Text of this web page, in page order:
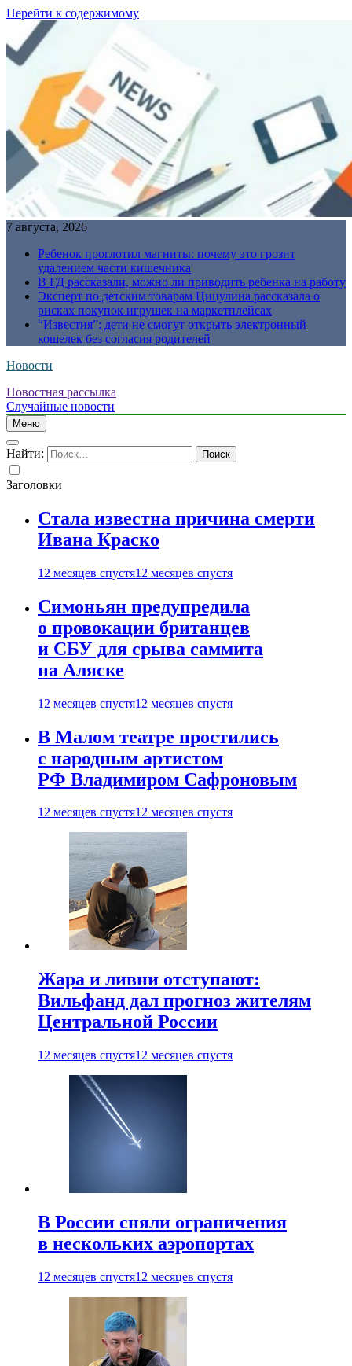
Перейти к содержимому
7 августа, 2026
Ребенок проглотил магниты: почему это грозит
удалением части кишечника
В ГД рассказали, можно ли приводить ребенка на работу
Эксперт по детским товарам Цицулина рассказала о
рисках покупок игрушек на маркетплейсах
“Известия”: дети не смогут открыть электронный
кошелек без согласия родителей
Новости
Новостная рассылка
Случайные новости
Меню
Найти:
Заголовки
Стала известна причина смерти
Ивана Краско
12 месяцев спустя12 месяцев спустя
Симоньян предупредила
о провокации британцев
и СБУ для срыва саммита
на Аляске
12 месяцев спустя12 месяцев спустя
В Малом театре простились
с народным артистом
РФ Владимиром Сафроновым
12 месяцев спустя12 месяцев спустя
Жара и ливни отступают:
Вильфанд дал прогноз жителям
Центральной России
12 месяцев спустя12 месяцев спустя
В России сняли ограничения
в нескольких аэропортах
12 месяцев спустя12 месяцев спустя